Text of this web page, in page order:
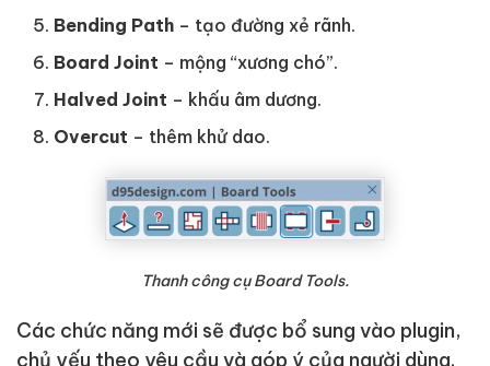
Bending Path – tạo đường xẻ rãnh.
Board Joint – mộng “xương chó”.
Halved Joint – khấu âm dương.
Overcut – thêm khử dao.
Thanh công cụ Board Tools.
Các chức năng mới sẽ được bổ sung vào plugin,
chủ yếu theo yêu cầu và góp ý của người dùng.